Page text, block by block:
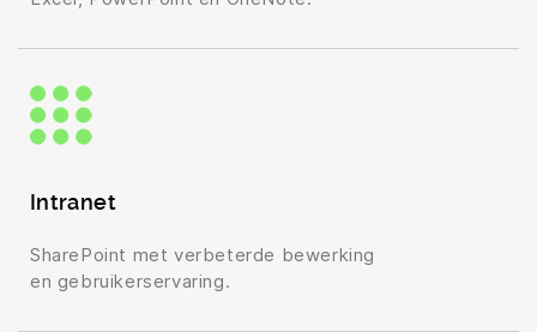
Intranet
SharePoint met verbeterde bewerking
en gebruikerservaring.